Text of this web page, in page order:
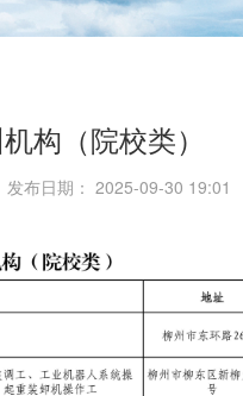
构（院校类）
发布日期： 2025-09-30